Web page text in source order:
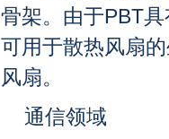
骨架。由于PBT
可用于散热风扇
风扇。
通信领域